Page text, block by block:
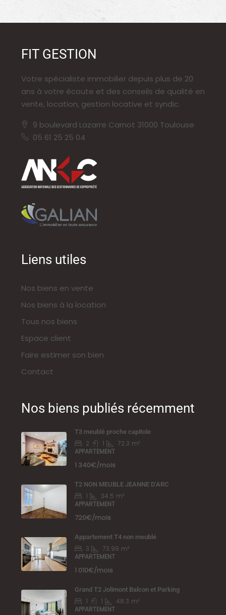
FIT GESTION
Votre spécialiste immobilier depuis plus de 20
ans à votre écoute et des conseils de qualité en
vente, location, gestion locative et syndic.
9 boulevard Lazarre Carnot 31000 Toulouse
05 61 25 25 04
Liens utiles
Nos biens en vente
Nos biens à la location
Tous nos biens
Espace client
Faire estimer son bien
Contact
Nos biens publiés récemment
T3 meublé proche capitole
2 1 72.3 m²
APPARTEMENT
1 340€/mois
T2 NON MEUBLE JEANNE D’ARC
1 34.5 m²
APPARTEMENT
720€/mois
Appartement T4 non meublé
3 73.99 m²
APPARTEMENT
1 010€/mois
Grand T2 Jolimont Balcon et Parking
1 1 48.3 m²
APPARTEMENT